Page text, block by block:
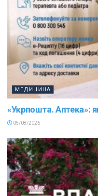
МЕДИЦИНА
«Укрпошта. Аптека»:
05/08/2026